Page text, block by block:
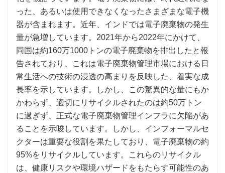
った、あるいは使用できなくなったさまざまな電子機
器が含まれます。近年、インドでは電子廃棄物の発生
量が急増しています。2021年から2022年にかけて、
同国は約160万1000トンの電子廃棄物を排出したと報
告されており、これは電子廃棄物管理市場における日
常生活への技術の浸透の高まりを反映した、着実な成
長率を示しています。しかし、この驚異的な量にもか
かわらず、適切にリサイクルされたのは約50万トン
に過ぎず、正式な電子廃棄物管理インフラに欠陥があ
ることを示唆しています。しかし、インフォーマルセ
クターは重要な役割を果たしており、電子廃棄物の約
95%をリサイクルしています。これらのリサイクル
は、健康リスクや環境ハザードをもたらす可能性のあ